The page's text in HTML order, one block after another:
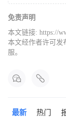
免责声明
本文链接: https://
本文经作者许可发
服。
最新 热门